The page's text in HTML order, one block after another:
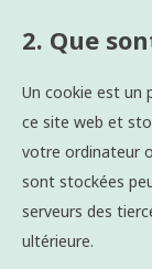
2. Que
Un cookie est un
ce site web et
votre ordinateur
sont stockées
serveurs des
ultérieure.